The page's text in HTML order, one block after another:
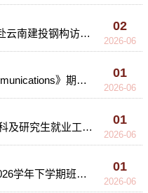
投钢构访企拓岗
02
2026-06
刊上发表最新研究成果
01
2026-06
就业工作整体推进会
01
2026-06
例会暨学生安全工作会议
01
2026-06